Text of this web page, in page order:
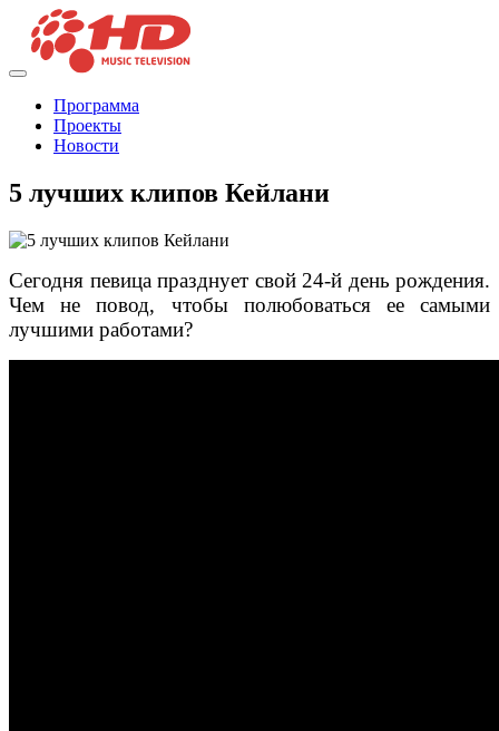
Программа
Проекты
Новости
5 лучших клипов Кейлани
Сегодня певица празднует свой 24-й день рождения.
Чем не повод, чтобы полюбоваться ее самыми
лучшими работами?